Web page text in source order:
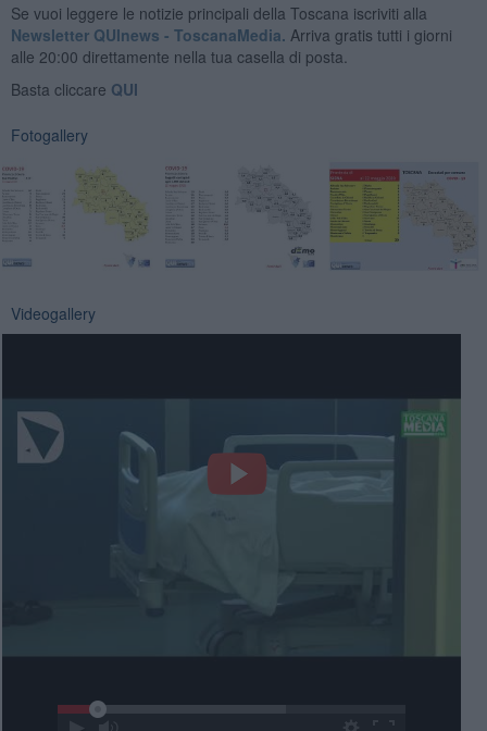
Se vuoi leggere le notizie principali della Toscana iscriviti alla
Newsletter QUInews - ToscanaMedia. Arriva gratis tutti i giorni
alle 20:00 direttamente nella tua casella di posta.
Basta cliccare QUI
Fotogallery
Videogallery